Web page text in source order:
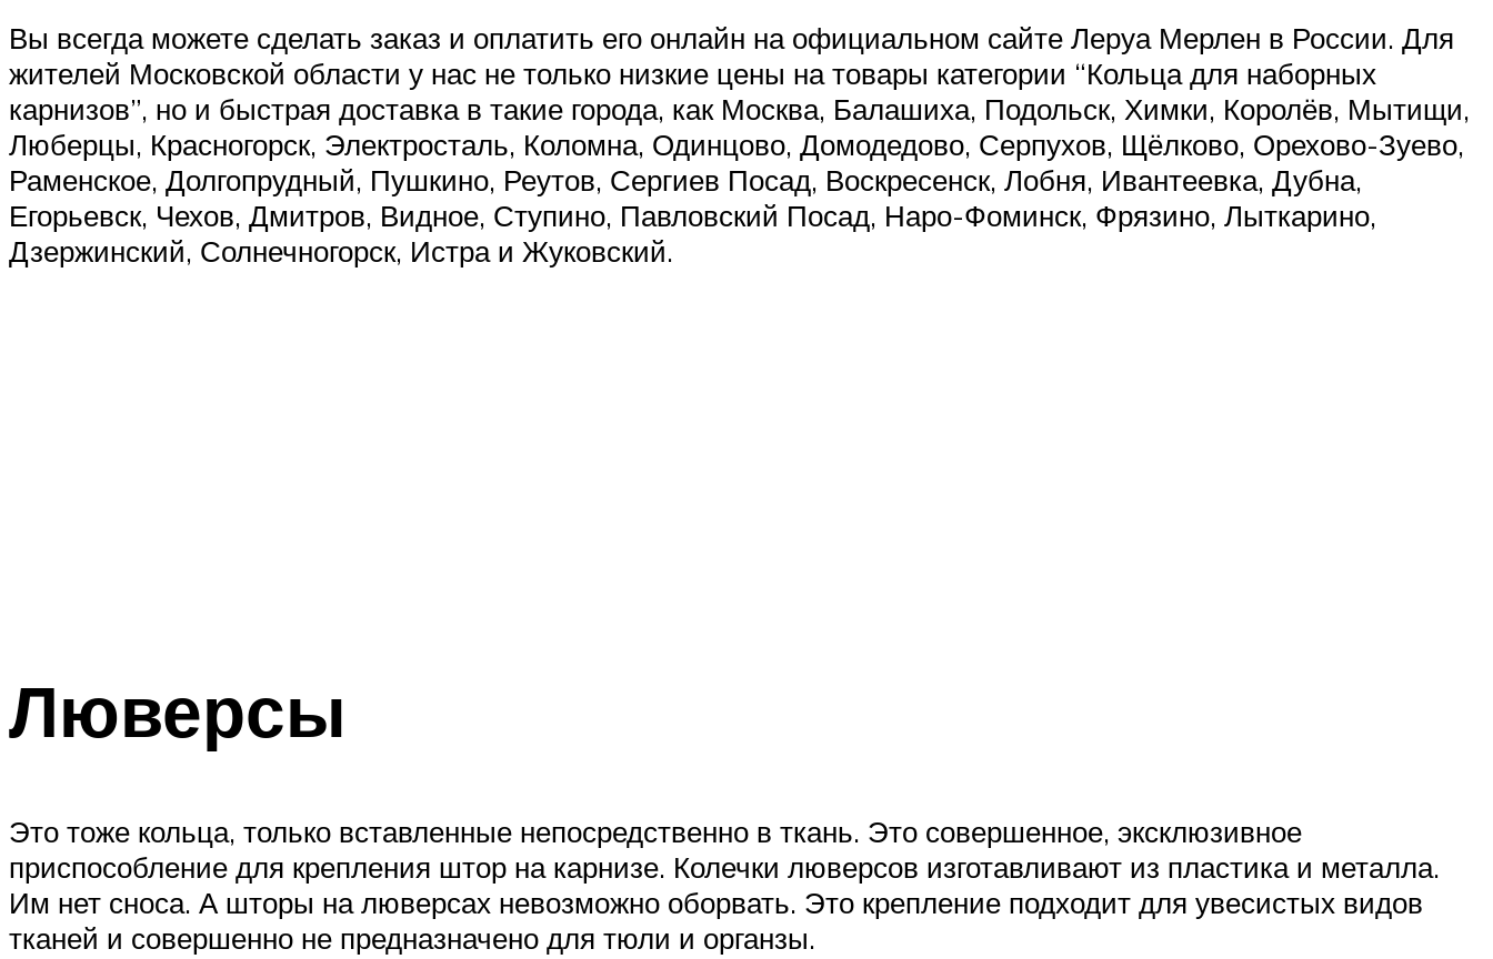
Вы всегда можете сделать заказ и оплатить его онлайн на официальном сайте Леруа Мерлен в России. Для
жителей Московской области у нас не только низкие цены на товары категории “Кольца для наборных
карнизов”, но и быстрая доставка в такие города, как Москва, Балашиха, Подольск, Химки, Королёв, Мытищи,
Люберцы, Красногорск, Электросталь, Коломна, Одинцово, Домодедово, Серпухов, Щёлково, Орехово-Зуево,
Раменское, Долгопрудный, Пушкино, Реутов, Сергиев Посад, Воскресенск, Лобня, Ивантеевка, Дубна,
Егорьевск, Чехов, Дмитров, Видное, Ступино, Павловский Посад, Наро-Фоминск, Фрязино, Лыткарино,
Дзержинский, Солнечногорск, Истра и Жуковский.
Люверсы
Это тоже кольца, только вставленные непосредственно в ткань. Это совершенное, эксклюзивное
приспособление для крепления штор на карнизе. Колечки люверсов изготавливают из пластика и металла.
Им нет сноса. А шторы на люверсах невозможно оборвать. Это крепление подходит для увесистых видов
тканей и совершенно не предназначено для тюли и органзы.